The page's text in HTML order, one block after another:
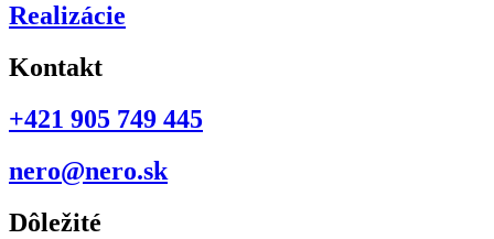
Realizácie
Kontakt
+421 905 749 445
nero@nero.sk
Dôležité